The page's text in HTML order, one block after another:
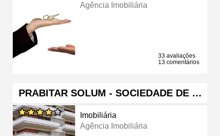
Agência Imobiliária
33 avaliações
13 comentários
PRABITAR SOLUM - SOCIEDADE DE …
Imobiliária
Agência Imobiliária